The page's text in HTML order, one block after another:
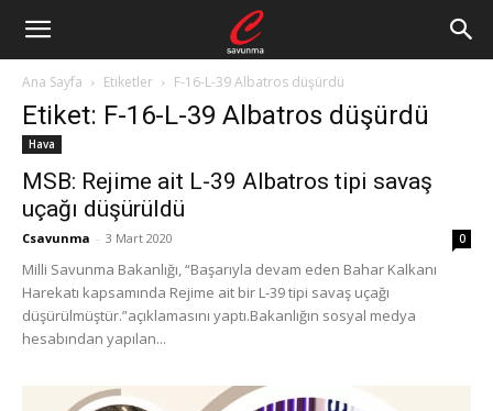
Ana Sayfa Etiketler F-16-L-39 Albatros düşürdü
Etiket: F-16-L-39 Albatros düşürdü
Hava
MSB: Rejime ait L-39 Albatros tipi savaş
uçağı düşürüldü
Csavunma - 3 Mart 2020 0
Milli Savunma Bakanlığı, “Başarıyla devam eden Bahar Kalkanı
Harekatı kapsamında Rejime ait bir L-39 tipi savaş uçağı
düşürülmüştür.”açıklamasını yaptı.Bakanlığın sosyal medya
hesabından yapılan...